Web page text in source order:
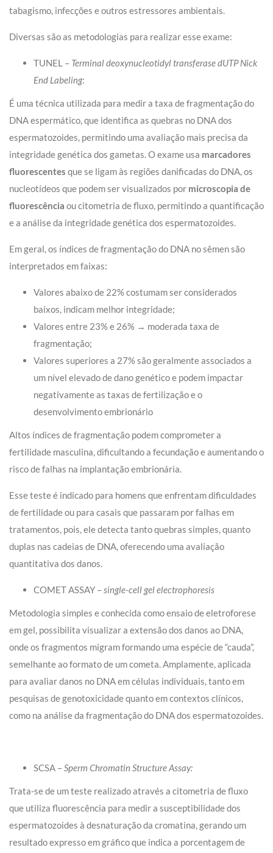
tabagismo, infecções e outros estressores ambientais.
Diversas são as metodologias para realizar esse exame:
TUNEL – Terminal deoxynucleotidyl transferase dUTP Nick
End Labeling:
É uma técnica utilizada para medir a taxa de fragmentação do
DNA espermático, que identifica as quebras no DNA dos
espermatozoides, permitindo uma avaliação mais precisa da
integridade genética dos gametas. O exame usa marcadores
fluorescentes que se ligam às regiões danificadas do DNA, os
nucleotídeos que podem ser visualizados por microscopia de
fluorescência ou citometria de fluxo, permitindo a quantificação
e a análise da integridade genética dos espermatozoides.
Em geral, os índices de fragmentação do DNA no sêmen são
interpretados em faixas:
Valores abaixo de 22% costumam ser considerados
baixos, indicam melhor integridade;
Valores entre 23% e 26% → moderada taxa de
fragmentação;
Valores superiores a 27% são geralmente associados a
um nível elevado de dano genético e podem impactar
negativamente as taxas de fertilização e o
desenvolvimento embrionário
Altos índices de fragmentação podem comprometer a
fertilidade masculina, dificultando a fecundação e aumentando o
risco de falhas na implantação embrionária.
Esse teste é indicado para homens que enfrentam dificuldades
de fertilidade ou para casais que passaram por falhas em
tratamentos, pois, ele detecta tanto quebras simples, quanto
duplas nas cadeias de DNA, oferecendo uma avaliação
quantitativa dos danos.
COMET ASSAY – single-cell gel electrophoresis
Metodologia simples e conhecida como ensaio de eletroforese
em gel, possibilita visualizar a extensão dos danos ao DNA,
onde os fragmentos migram formando uma espécie de “cauda”,
semelhante ao formato de um cometa. Amplamente, aplicada
para avaliar danos no DNA em células individuais, tanto em
pesquisas de genotoxicidade quanto em contextos clínicos,
como na análise da fragmentação do DNA dos espermatozoides.
SCSA – Sperm Chromatin Structure Assay:
Trata-se de um teste realizado através a citometria de fluxo
que utiliza fluorescência para medir a susceptibilidade dos
espermatozoides à desnaturação da cromatina, gerando um
resultado expresso em gráfico que indica a porcentagem de